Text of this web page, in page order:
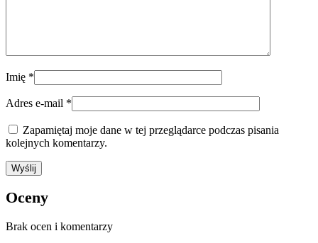
Imię *
Adres e-mail *
Zapamiętaj moje dane w tej przeglądarce podczas pisania
kolejnych komentarzy.
Oceny
Brak ocen i komentarzy